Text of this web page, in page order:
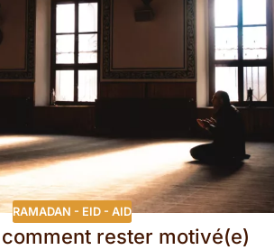
RAMADAN - EID - AID
rester motivé(e)